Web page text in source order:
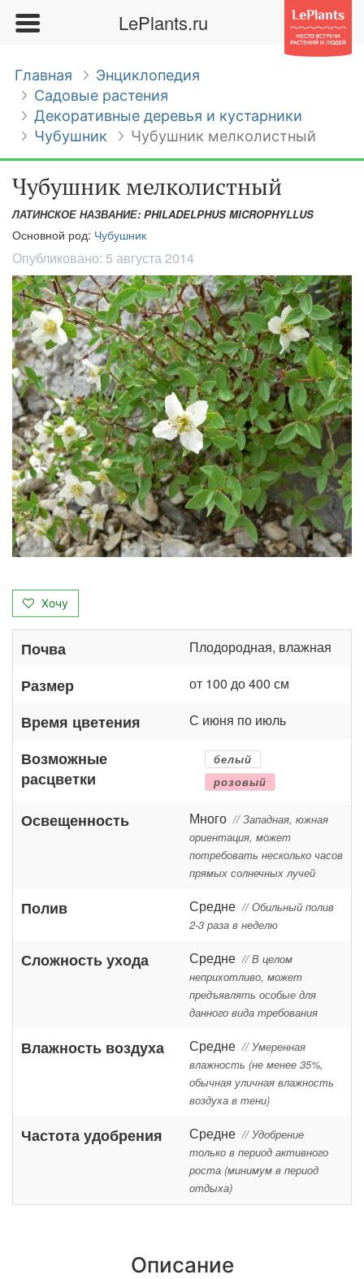
LePlants.ru
Главная
Энциклопедия
Садовые растения
Декоративные деревья и кустарники
Чубушник
Чубушник мелколистный
Чубушник мелколистный
ЛАТИНСКОЕ НАЗВАНИЕ: PHILADELPHUS MICROPHYLLUS
Основной род: Чубушник
Опубликовано: 5 августа 2014
Хочу
Почва Плодородная, влажная
Размер от 100 до 400 см
Время цветения С июня по июль
Возможные
расцветки
белый
розовый
Освещенность Много // Западная, южная
ориентация, может
потребовать несколько часов
прямых солнечных лучей
Полив Средне // Обильный полив
2-3 раза в неделю
Сложность ухода Средне // В целом
неприхотливо, может
предъявлять особые для
данного вида требования
Влажность воздуха Средне // Умеренная
влажность (не менее 35%,
обычная уличная влажность
воздуха в тени)
Частота удобрения Средне // Удобрение
только в период активного
роста (минимум в период
отдыха)
Описание